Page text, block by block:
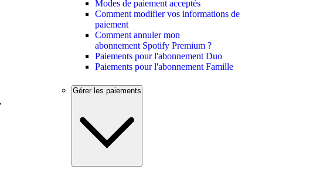
Modes de paiement acceptés
Comment modifier vos informations de
paiement
Comment annuler mon
abonnement Spotify Premium ?
Paiements pour l'abonnement Duo
Paiements pour l'abonnement Famille
Gérer les paiements